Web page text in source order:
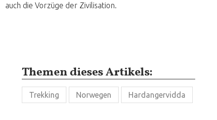
auch die Vorzüge der Zivilisation.
Themen dieses Artikels:
Trekking Norwegen Hardangervidda